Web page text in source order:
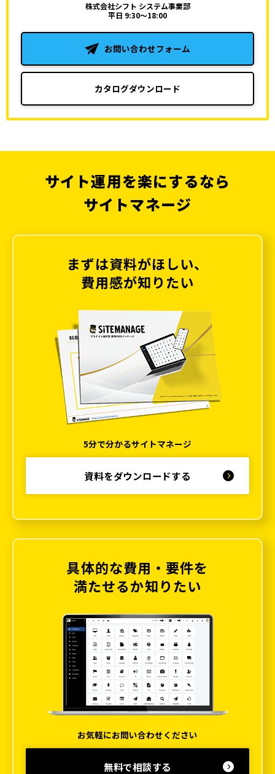
株式会社シフト システム事業部
平日 9:30～18:00
お問い合わせフォーム
カタログダウンロード
サイト運用を楽にするなら
サイトマネージ
まずは資料がほしい、
費用感が知りたい
5分で分かるサイトマネージ
資料をダウンロードする
具体的な費用・要件を
満たせるか知りたい
お気軽にお問い合わせください
無料で相談する